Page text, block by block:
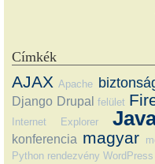
Címkék
AJAX Apache
Django Drupal felület
Internet Explorer
konferencia magyar
Python rendezvény WordPress